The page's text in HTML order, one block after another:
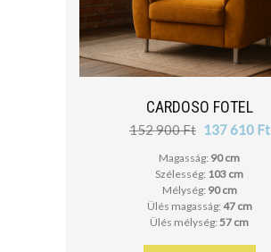
CARDOSO FOTEL
152 900 Ft 137 610 Ft
Magasság: 90 cm
Szélesség: 103 cm
Mélység: 90 cm
Ülés magasság: 47 cm
Ülés mélység:57 cm